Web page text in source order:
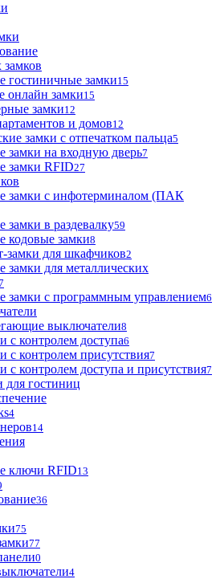
гостиничные замки15
онлайн замки15
замки12
и домов12
замки с отпечатком пальца5
замки на входную дверь7
замки RFID27
замки с инфотерминалом (ПАК
замки в раздевалку59
кодовые замки8
замки для шкафчиков2
замки для металлических
замки с программным управлением6
выключатели8
с контролем доступа6
с контролем присутствия7
с контролем доступа и присутствия7
для гостиниц
4
14
ключи RFID13
36
75
77
0
4